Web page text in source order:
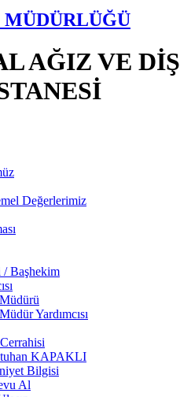
AĞIZ VE DİŞ
Değerlerimiz
/ Başhekim
Yardımcısı
KAPAKLI
Bilgisi
Al